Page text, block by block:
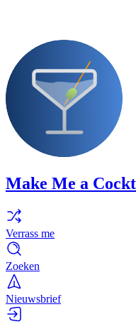
Make Me a
Verrass me
Zoeken
Nieuwsbrief